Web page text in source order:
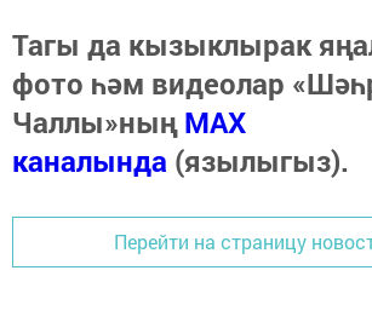
Тагы да кызыклырак
фото һәм видеолар
Чаллы»ныңMAX
каналында (язылыгыз).
Перейти на страницу